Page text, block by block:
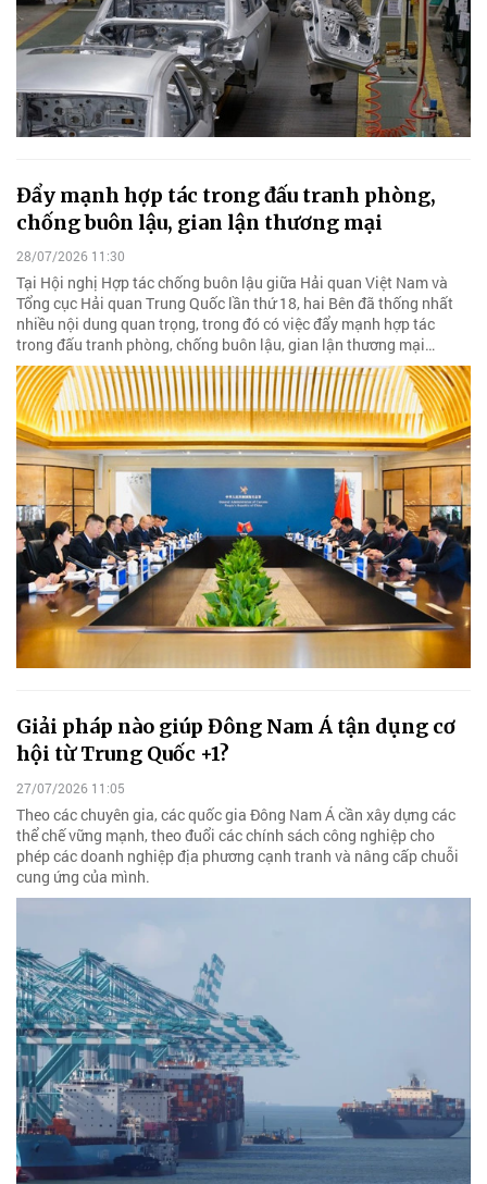
Đẩy mạnh hợp tác trong đấu tranh phòng,
chống buôn lậu, gian lận thương mại
28/07/2026 11:30
Tại Hội nghị Hợp tác chống buôn lậu giữa Hải quan Việt Nam và
Tổng cục Hải quan Trung Quốc lần thứ 18, hai Bên đã thống nhất
nhiều nội dung quan trọng, trong đó có việc đẩy mạnh hợp tác
trong đấu tranh phòng, chống buôn lậu, gian lận thương mại…
Giải pháp nào giúp Đông Nam Á tận dụng cơ
hội từ Trung Quốc +1?
27/07/2026 11:05
Theo các chuyên gia, các quốc gia Đông Nam Á cần xây dựng các
thể chế vững mạnh, theo đuổi các chính sách công nghiệp cho
phép các doanh nghiệp địa phương cạnh tranh và nâng cấp chuỗi
cung ứng của mình.